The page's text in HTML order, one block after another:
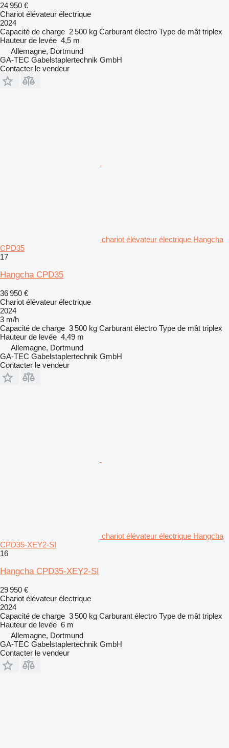
24 950 €
Chariot élévateur électrique
2024
Capacité de charge 2 500 kg Carburant électro Type de mât triplex
Hauteur de levée 4,5 m
Allemagne, Dortmund
GA-TEC Gabelstaplertechnik GmbH
Contacter le vendeur
chariot élévateur électrique Hangcha
CPD35
17
Hangcha CPD35
36 950 €
Chariot élévateur électrique
2024
3 m/h
Capacité de charge 3 500 kg Carburant électro Type de mât triplex
Hauteur de levée 4,49 m
Allemagne, Dortmund
GA-TEC Gabelstaplertechnik GmbH
Contacter le vendeur
chariot élévateur électrique Hangcha
CPD35-XEY2-SI
16
Hangcha CPD35-XEY2-SI
29 950 €
Chariot élévateur électrique
2024
Capacité de charge 3 500 kg Carburant électro Type de mât triplex
Hauteur de levée 6 m
Allemagne, Dortmund
GA-TEC Gabelstaplertechnik GmbH
Contacter le vendeur